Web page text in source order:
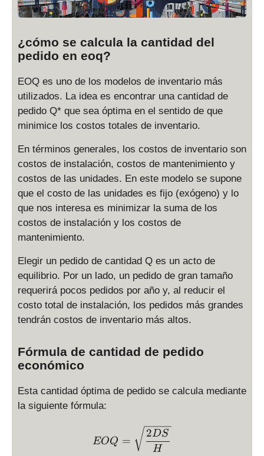
¿cómo se calcula la cantidad del
pedido en eoq?
EOQ es uno de los modelos de inventario más
utilizados. La idea es encontrar una cantidad de
pedido Q* que sea óptima en el sentido de que
minimice los costos totales de inventario.
En términos generales, los costos de inventario son
costos de instalación, costos de mantenimiento y
costos de las unidades. En este modelo se supone
que el costo de las unidades es fijo (exógeno) y lo
que nos interesa es minimizar la suma de los
costos de instalación y los costos de
mantenimiento.
Elegir un pedido de cantidad Q es un acto de
equilibrio. Por un lado, un pedido de gran tamaño
requerirá pocos pedidos por año y, al reducir el
costo total de instalación, los pedidos más grandes
tendrán costos de inventario más altos.
Fórmula de cantidad de pedido
económico
Esta cantidad óptima de pedido se calcula mediante
la siguiente fórmula:
EOQ =
EOQ =
H
2DS